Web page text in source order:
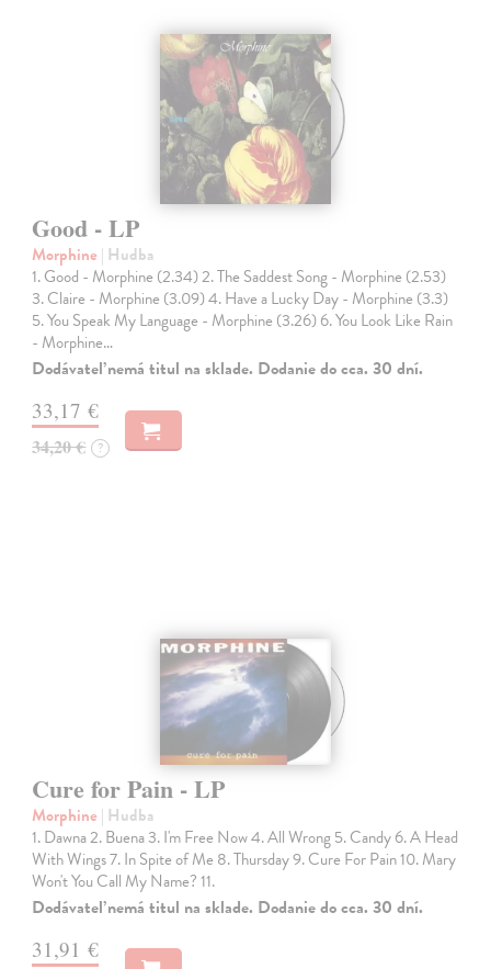
Good - LP
Morphine | Hudba
1. Good - Morphine (2.34) 2. The Saddest Song - Morphine (2.53)
3. Claire - Morphine (3.09) 4. Have a Lucky Day - Morphine (3.3)
5. You Speak My Language - Morphine (3.26) 6. You Look Like Rain
- Morphine…
Dodávateľ nemá titul na sklade. Dodanie do cca. 30 dní.
33,17 €
34,20 € ?
Cure for Pain - LP
Morphine | Hudba
1. Dawna 2. Buena 3. I'm Free Now 4. All Wrong 5. Candy 6. A Head
With Wings 7. In Spite of Me 8. Thursday 9. Cure For Pain 10. Mary
Won't You Call My Name? 11.
Dodávateľ nemá titul na sklade. Dodanie do cca. 30 dní.
31,91 €